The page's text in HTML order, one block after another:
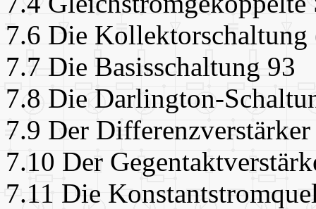
7.6 Die
7.7 Die Basisschaltung 93
7.8 Die Darlington-
7.9 Der
7.10 Der
7.11 Die